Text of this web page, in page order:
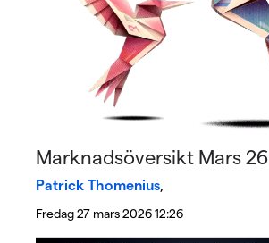
Marknadsöversikt Mars 26
Patrick Thomenius,
Fredag 27 mars 2026 12:26